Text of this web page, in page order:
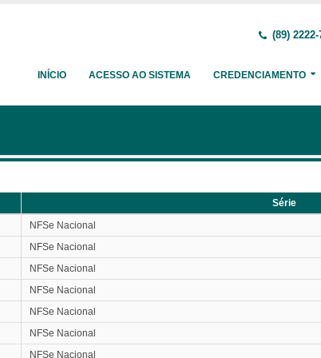
(89) 2222-
INÍCIO ACESSO AO SISTEMA CREDENCIAMENTO
Série
NFSe Nacional
NFSe Nacional
NFSe Nacional
NFSe Nacional
NFSe Nacional
NFSe Nacional
NFSe Nacional